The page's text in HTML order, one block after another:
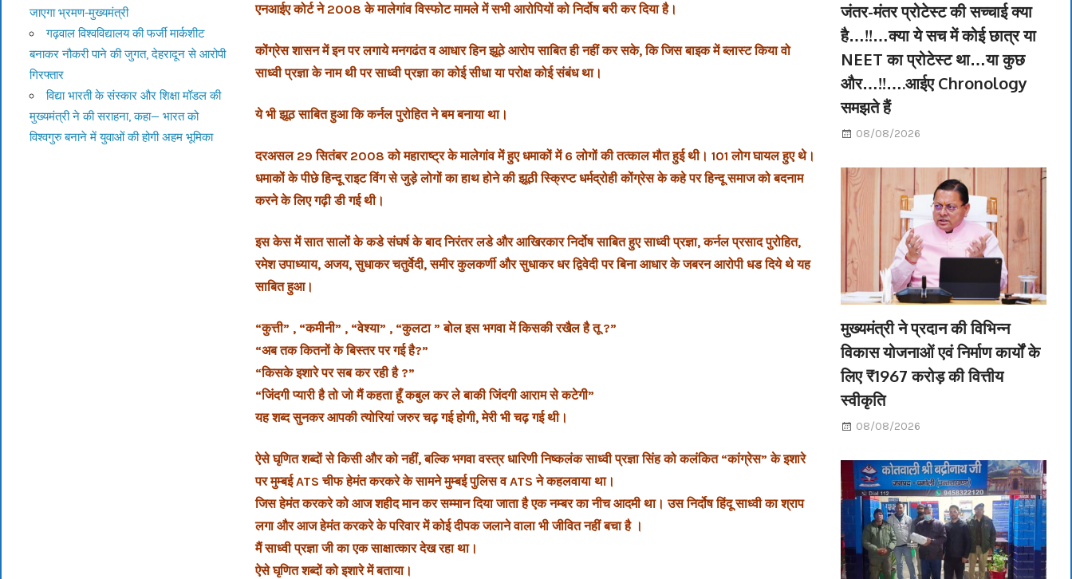
एनआईए कोर्ट ने 2008 के मालेगांव विस्फोट मामले में सभी आरोपियों को निर्दोष बरी कर दिया है।
कोंग्रेस शासन में इन पर लगाये मनगढंत व आधार हिन झूठे आरोप साबित ही नहीं कर सके, कि जिस बाइक में ब्लास्ट किया वो
साध्वी प्रज्ञा के नाम थी पर साध्वी प्रज्ञा का कोई सीधा या परोक्ष कोई संबंध था।
ये भी झूठ साबित हुआ कि कर्नल पुरोहित ने बम बनाया था।
दरअसल 29 सितंबर 2008 को महाराष्ट्र के मालेगांव में हुए धमाकों में 6 लोगों की तत्काल मौत हुई थी। 101 लोग घायल हुए थे।
धमाकों के पीछे हिन्दू राइट विंग से जुड़े लोगों का हाथ होने की झूठी स्क्रिप्ट धर्मद्रोही कोंग्रेस के कहे पर हिन्दू समाज को बदनाम
करने के लिए गढ़ी डी गई थी।
इस केस में सात सालों के कडे संघर्ष के बाद निरंतर लडे और आखिरकार निर्दोष साबित हुए साध्वी प्रज्ञा, कर्नल प्रसाद पुरोहित,
रमेश उपाध्याय, अजय, सुधाकर चतुर्वेदी, समीर कुलकर्णी और सुधाकर धर द्विवेदी पर बिना आधार के जबरन आरोपी धड दिये थे यह
साबित हुआ।
“कुत्ती” , “कमीनी” , “वेश्या” , “कुलटा ” बोल इस भगवा में किसकी रखैल है तू ?”
“अब तक कितनों के बिस्तर पर गई‎ है?”
“किसके इशारे पर सब कर रही है ?”
“जिंदगी प्यारी है तो जो मैं कहता हूँ कबुल कर ले बाकी जिंदगी आराम से कटेगी”
यह शब्द सुनकर आपकी त्योरियां जरुर चढ़ गई‎ होगी,मेरी भी चढ़ गई थी।
ऐसे घृणित शब्दों से किसी और को नहीं,बल्कि भगवा वस्त्र धारिणी निष्कलंक साध्वी प्रज्ञा सिंह को कलंकित “कांग्रेस”‎ के इशारे
पर मुम्बई ATS चीफ हेमंत करकरे के सामने मुम्बई पुलिस व ATS ने कहलवाया था।
जिस हेमंत करकरे को आज शहीद मान कर सम्मान दिया जाता है एक नम्बर का नीच आदमी था। उस निर्दोष हिंदू साध्वी का श्राप
लगा और आज हेमंत करकरे के परिवार में कोई दीपक जलाने वाला भी जीवित नहीं बचा है ।
मैं साध्वी प्रज्ञा जी का एक साक्षात्कार देख रहा था।
ऐसे घृणित शब्दों को इशारे में बताया।
जाएगा भ्रमण-मुख्यमंत्री
गढ़वाल विश्वविद्यालय की फर्जी मार्कशीट
बनाकर नौकरी पाने की जुगत, देहरादून से आरोपी
गिरफ्तार
विद्या भारती के संस्कार और शिक्षा मॉडल की
मुख्यमंत्री ने की सराहना, कहा— भारत को
विश्वगुरु बनाने में युवाओं की होगी अहम भूमिका
जंतर-मंतर प्रोटेस्ट की सच्चाई क्या
है…!!…क्या ये सच में कोई छात्र या
NEET का प्रोटेस्ट था…या कुछ
और…!!….आईए Chronology
समझते हैं
08/08/2026
मुख्यमंत्री ने प्रदान की विभिन्न
विकास योजनाओं एवं निर्माण कार्यों के
लिए ₹1967 करोड़ की वित्तीय
स्वीकृति
08/08/2026